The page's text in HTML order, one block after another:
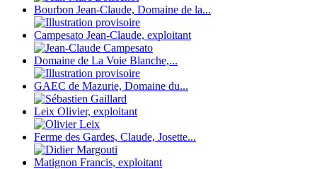
Bourbon Jean-Claude, Domaine de la...
Campesato Jean-Claude, exploitant
Domaine de La Voie Blanche,...
GAEC de Mazurie, Domaine du...
Leix Olivier, exploitant
Ferme des Gardes, Claude, Josette...
Matignon Francis, exploitant